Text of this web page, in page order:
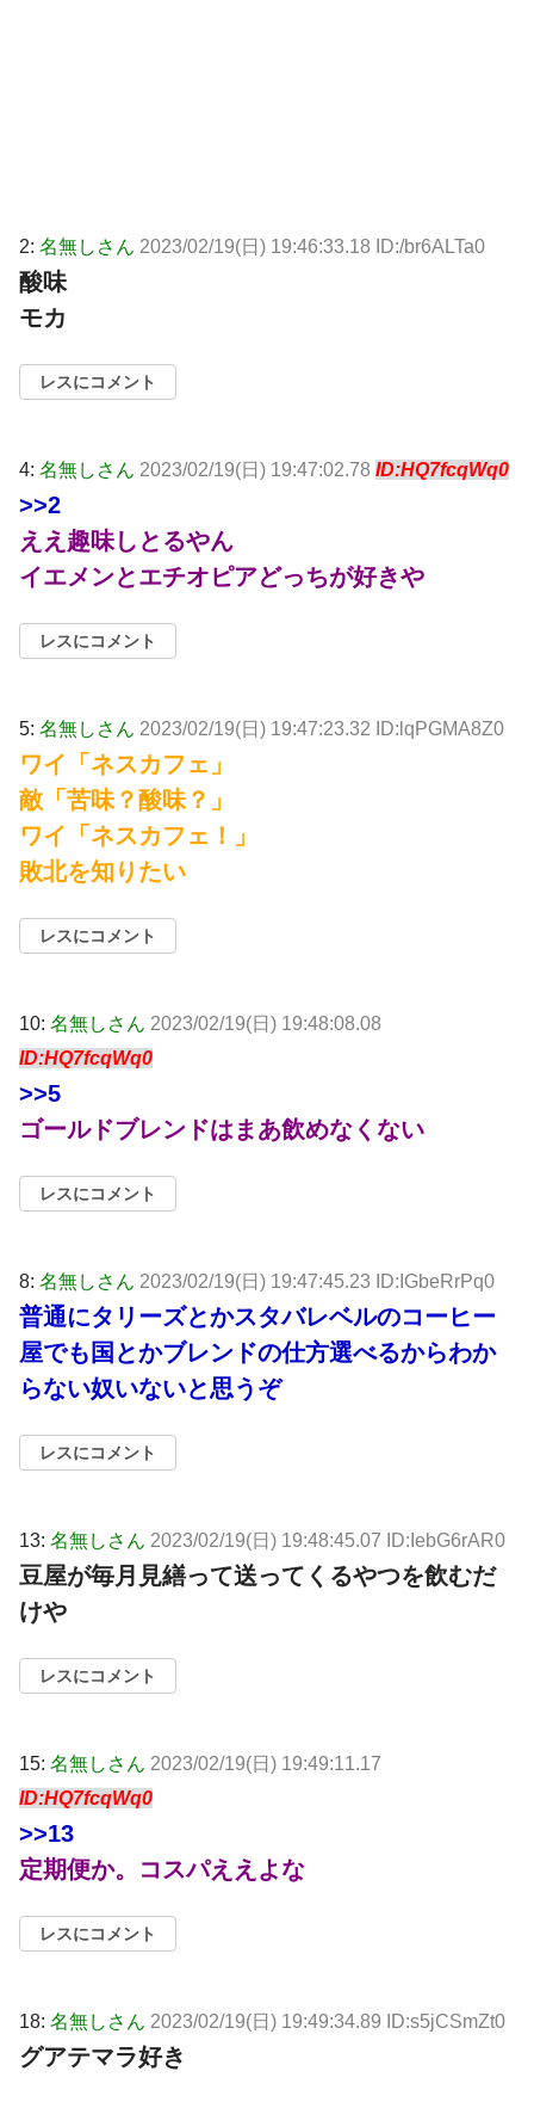
2: 名無しさん 2023/02/19(日) 19:46:33.18 ID:/br6ALTa0
酸味
モカ
レスにコメント
4: 名無しさん 2023/02/19(日) 19:47:02.78 ID:HQ7fcqWq0
>>2
ええ趣味しとるやん
イエメンとエチオピアどっちが好きや
レスにコメント
5: 名無しさん 2023/02/19(日) 19:47:23.32 ID:lqPGMA8Z0
ワイ「ネスカフェ」
敵「苦味？酸味？」
ワイ「ネスカフェ！」
敗北を知りたい
レスにコメント
10: 名無しさん 2023/02/19(日) 19:48:08.08
ID:HQ7fcqWq0
>>5
ゴールドブレンドはまあ飲めなくない
レスにコメント
8: 名無しさん 2023/02/19(日) 19:47:45.23 ID:IGbeRrPq0
普通にタリーズとかスタバレベルのコーヒー
屋でも国とかブレンドの仕方選べるからわか
らない奴いないと思うぞ
レスにコメント
13: 名無しさん 2023/02/19(日) 19:48:45.07 ID:IebG6rAR0
豆屋が毎月見繕って送ってくるやつを飲むだ
けや
レスにコメント
15: 名無しさん 2023/02/19(日) 19:49:11.17
ID:HQ7fcqWq0
>>13
定期便か。コスパええよな
レスにコメント
18: 名無しさん 2023/02/19(日) 19:49:34.89 ID:s5jCSmZt0
グアテマラ好き